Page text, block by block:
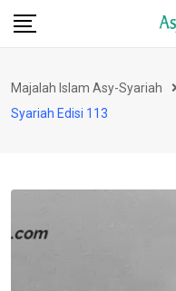
Skip
Majalah Islam Asy-Syariah
Syariah Edisi 113